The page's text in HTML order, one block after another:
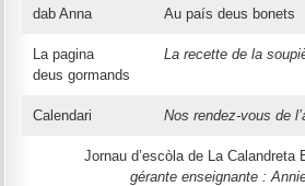
dab Anna Au país deus bonets
La pagina
deus gormands
La recette de la
Calendari Nos rendez-vous de
Jornau d’escòla de La Calandreta
gérante enseignante :